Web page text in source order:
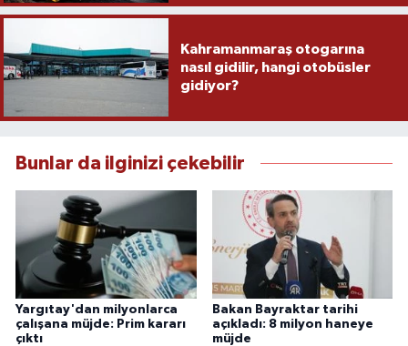
Kahramanmaraş otogarına
nasıl gidilir, hangi otobüsler
gidiyor?
Bunlar da ilginizi çekebilir
Yargıtay'dan milyonlarca
çalışana müjde: Prim kararı
çıktı
Bakan Bayraktar tarihi
açıkladı: 8 milyon haneye
müjde